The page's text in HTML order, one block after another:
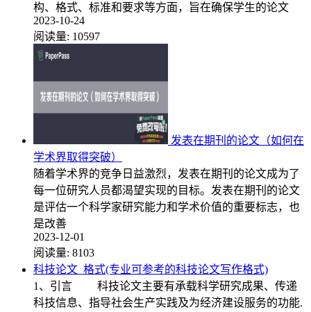
构、格式、标准和要求等方面，旨在确保学生的论文
2023-10-24
阅读量: 10597
发表在期刊的论文（如何在
学术界取得突破）
随着学术界的竞争日益激烈，发表在期刊的论文成为了
每一位研究人员都渴望实现的目标。发表在期刊的论文
是评估一个科学家研究能力和学术价值的重要标志，也
是改善
2023-12-01
阅读量: 8103
科技论文_格式(专业可参考的科技论文写作格式)
1、引言 科技论文主要有承载科学研究成果、传递
科技信息、指导社会生产实践及为经济建设服务的功能.